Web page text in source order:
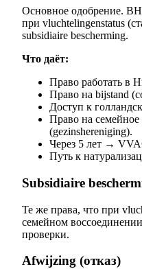
Основное одобрение.
при vluchtelingenstatus
subsidiaire bescherming.
Что даёт:
Право работать в
Право на bijstand
Доступ к
Право на семейное
(gezinshereniging).
Через 5 лет →
Путь к
Subsidiaire
Те же права, что при
семейном
проверки.
Afwijzing (отказ)